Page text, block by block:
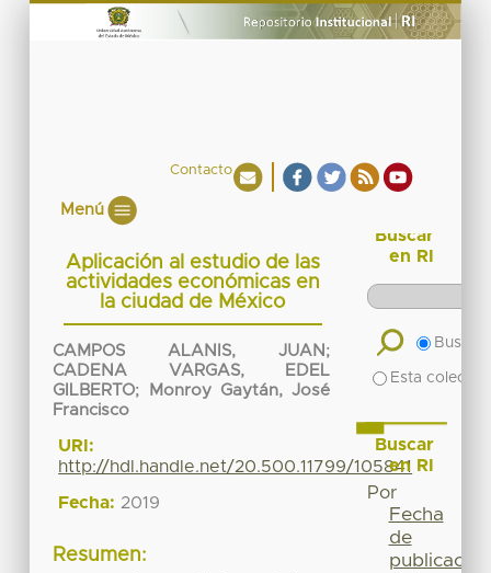
Contacto
Menú
Aplicación al estudio de las
actividades económicas en
la ciudad de México
CAMPOS ALANIS, JUAN ;
CADENA VARGAS, EDEL
GILBERTO;
Monroy Gaytán, José
Francisco
URI:
http://hdl.handle.net/20.500.11799/105841
Fecha: 2019
Resumen:
Buscar
en RI
Buscar
Esta
Buscar
en RI
Por
Fecha
de
publicación